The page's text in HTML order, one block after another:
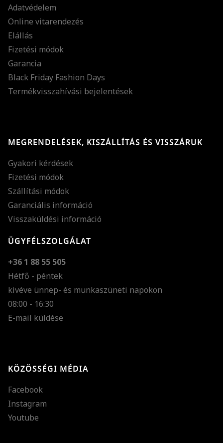
Adatvédelem
Online vitarendezés
Elállás
Fizetési módok
Garancia
Black Friday Fashion Days
Termékvisszahívási bejelentések
MEGRENDELÉSEK, KISZÁLLÍTÁS ÉS VISSZÁRUK
Gyakori kérdések
Fizetési módok
Szállítási módok
Garanciális információ
Visszaküldési információ
ÜGYFÉLSZOLGÁLAT
+36 1 88 55 505
Hétfő - péntek
kivéve ünnep- és munkaszüneti napokon
08:00 - 16:30
E-mail küldése
KÖZÖSSÉGI MÉDIA
Facebook
Instagram
Youtube